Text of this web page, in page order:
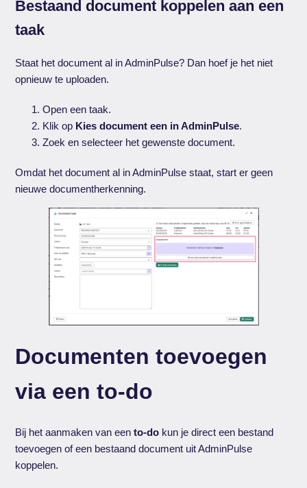
Bestaand document koppelen aan een
taak
Staat het document al in AdminPulse? Dan hoef je het niet
opnieuw te uploaden.
Open een taak.
Klik op Kies document een in AdminPulse.
Zoek en selecteer het gewenste document.
Omdat het document al in AdminPulse staat, start er geen
nieuwe documentherkenning.
Documenten toevoegen
via een to-do
Bij het aanmaken van eento-do kun je direct een bestand
toevoegen of een bestaand document uit AdminPulse
koppelen.